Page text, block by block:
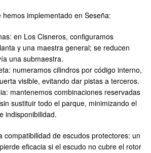
implementado en Seseña:
en Los Cisneros, configuramos
y una maestra general; se reducen
una submaestra.
numeramos cilindros por código interno,
visible, evitando dar pistas a terceros.
mantenemos combinaciones reservadas
sustituir todo el parque, minimizando el
indisponibilidad.
compatibilidad de escudos protectores: un
eficacia si el escudo no cubre el rotor